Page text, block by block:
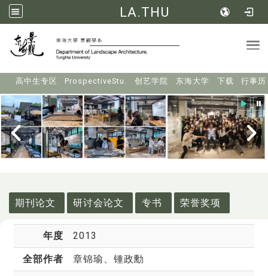
LA.THU
高中生专区 ProspectiveStu. 创艺学院 东海大学 下载 行事历
期刊论文
研讨会论文 专书 荣誉奖项
年度 2013
全部作者 章锦瑜 、锺政勳